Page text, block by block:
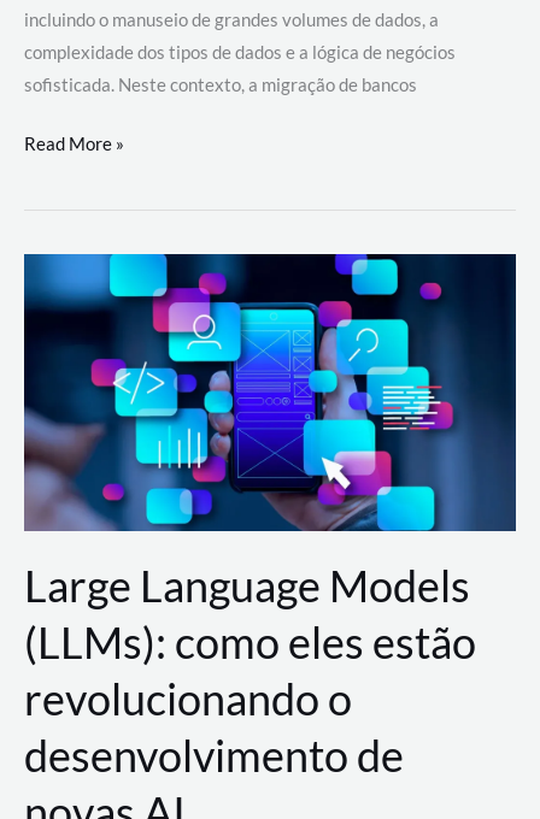
incluindo o manuseio de grandes volumes de dados, a
complexidade dos tipos de dados e a lógica de negócios
sofisticada. Neste contexto, a migração de bancos
Por
migrar
de
a
AWS?
Read More »
Large Language Models
(LLMs): como eles estão
revolucionando o
desenvolvimento de